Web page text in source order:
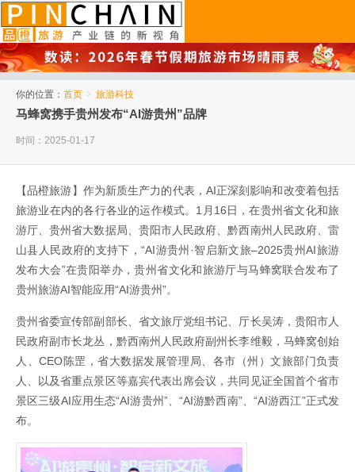
你的位置： 首页 > 旅游科技
马蜂窝携手贵州发布“AI游贵州”品牌
时间：2025-01-17
【品橙旅游】作为新质生产力的代表，AI正深刻影响和改变着包括
旅游业在内的各行各业的运作模式。1月16日，在贵州省文化和旅
游厅、贵州省大数据局、贵阳市人民政府、黔西南州人民政府、雷
山县人民政府的支持下，“AI游贵州·智启新文旅–2025贵州AI旅游
发布大会”在贵阳举办，贵州省文化和旅游厅与马蜂窝联合发布了
贵州旅游AI智能应用“AI游贵州”。
贵州省委宣传部副部长、省文旅厅党组书记、厅长吴涛，贵阳市人
民政府副市长龙丛，黔西南州人民政府副州长李维毅，马蜂窝创始
人、CEO陈罡，省大数据发展管理局、各市（州）文旅部门负责
人、以及省重点景区等嘉宾代表出席会议，共同见证全国首个省市
景区三级AI应用生态“AI游贵州”、“AI游黔西南”、“AI游西江”正式发
布。